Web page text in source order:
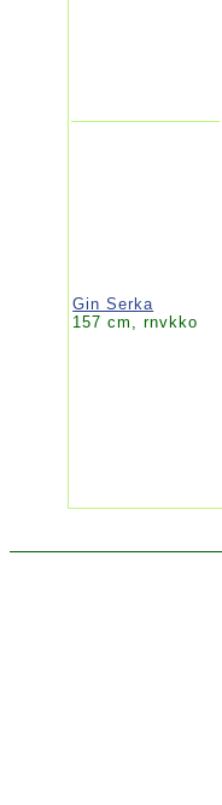
Gin Serka
157 cm, rnvkko